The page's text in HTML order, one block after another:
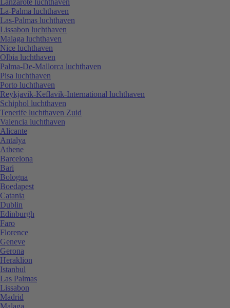
La-Palma luchthaven
Las-Palmas luchthaven
Lissabon luchthaven
Malaga luchthaven
Nice luchthaven
Olbia luchthaven
Palma-De-Mallorca luchthaven
Pisa luchthaven
Porto luchthaven
Reykjavik-Keflavik-International luchthaven
Schiphol luchthaven
Tenerife luchthaven Zuid
Valencia luchthaven
Alicante
Antalya
Athene
Barcelona
Bari
Bologna
Boedapest
Catania
Dublin
Edinburgh
Faro
Florence
Geneve
Gerona
Heraklion
Istanbul
Las Palmas
Lissabon
Madrid
Malaga